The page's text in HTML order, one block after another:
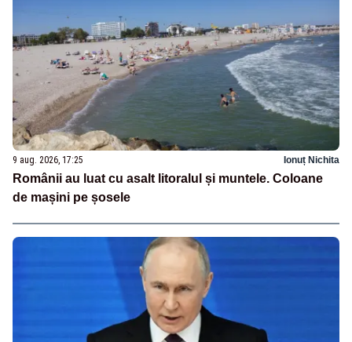
9 aug. 2026, 17:25 Ionuț Nichita
Românii au luat cu asalt litoralul și muntele. Coloane
de mașini pe șosele